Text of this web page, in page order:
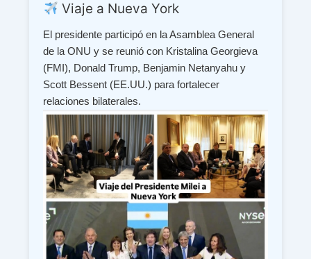
Viaje a Nueva York
El presidente participó en la Asamblea General
de la ONU y se reunió con Kristalina Georgieva
(FMI), Donald Trump, Benjamin Netanyahu y
Scott Bessent (EE.UU.) para fortalecer
relaciones bilaterales.